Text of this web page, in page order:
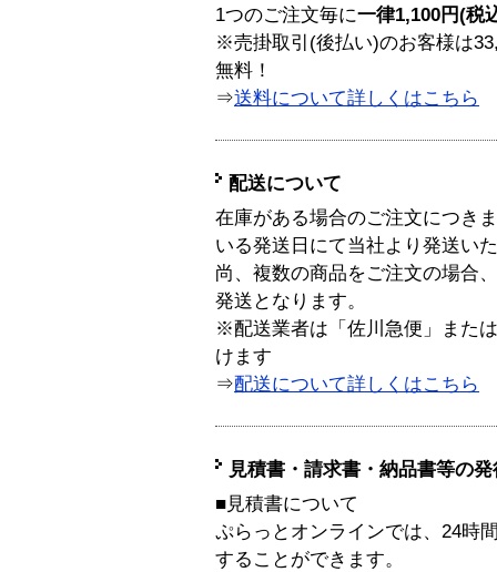
1つのご注文毎に一律1,100円(税
※売掛取引(後払い)のお客様は
無料！
⇒送料について詳しくはこちら
配送について
在庫がある場合のご注文につき
いる発送日にて当社より発送い
尚、複数の商品をご注文の場合
発送となります。
※配送業者は「佐川急便」また
けます
⇒配送について詳しくはこちら
見積書・請求書・納品書等の
■見積書について
ぷらっとオンラインでは、24時
することができます。